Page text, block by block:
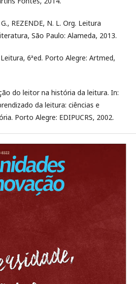
REZENDE, N. L. Org. Leitura
São Paulo: Alameda, 2013.
6ªed. Porto Alegre: Artmed,
do leitor na história da leitura. In:
da leitura: ciências e
Porto Alegre: EDIPUCRS, 2002.